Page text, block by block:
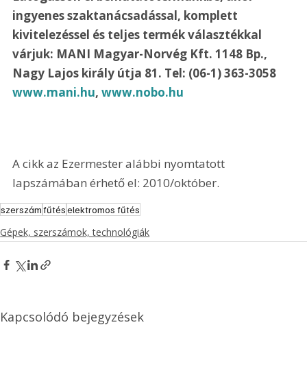
ingyenes szaktanácsadással, komplett
kivitelezéssel és teljes termék választékkal
várjuk: MANI Magyar-Norvég Kft. 1148 Bp.,
Nagy Lajos király útja 81. Tel: (06-1) 363-3058
www.mani.hu, www.nobo.hu
A cikk az Ezermester alábbi nyomtatott
lapszámában érhető el: 2010/október.
szerszámfűtéselektromos fűtés
Gépek, szerszámok, technológiák
Kapcsolódó bejegyzések